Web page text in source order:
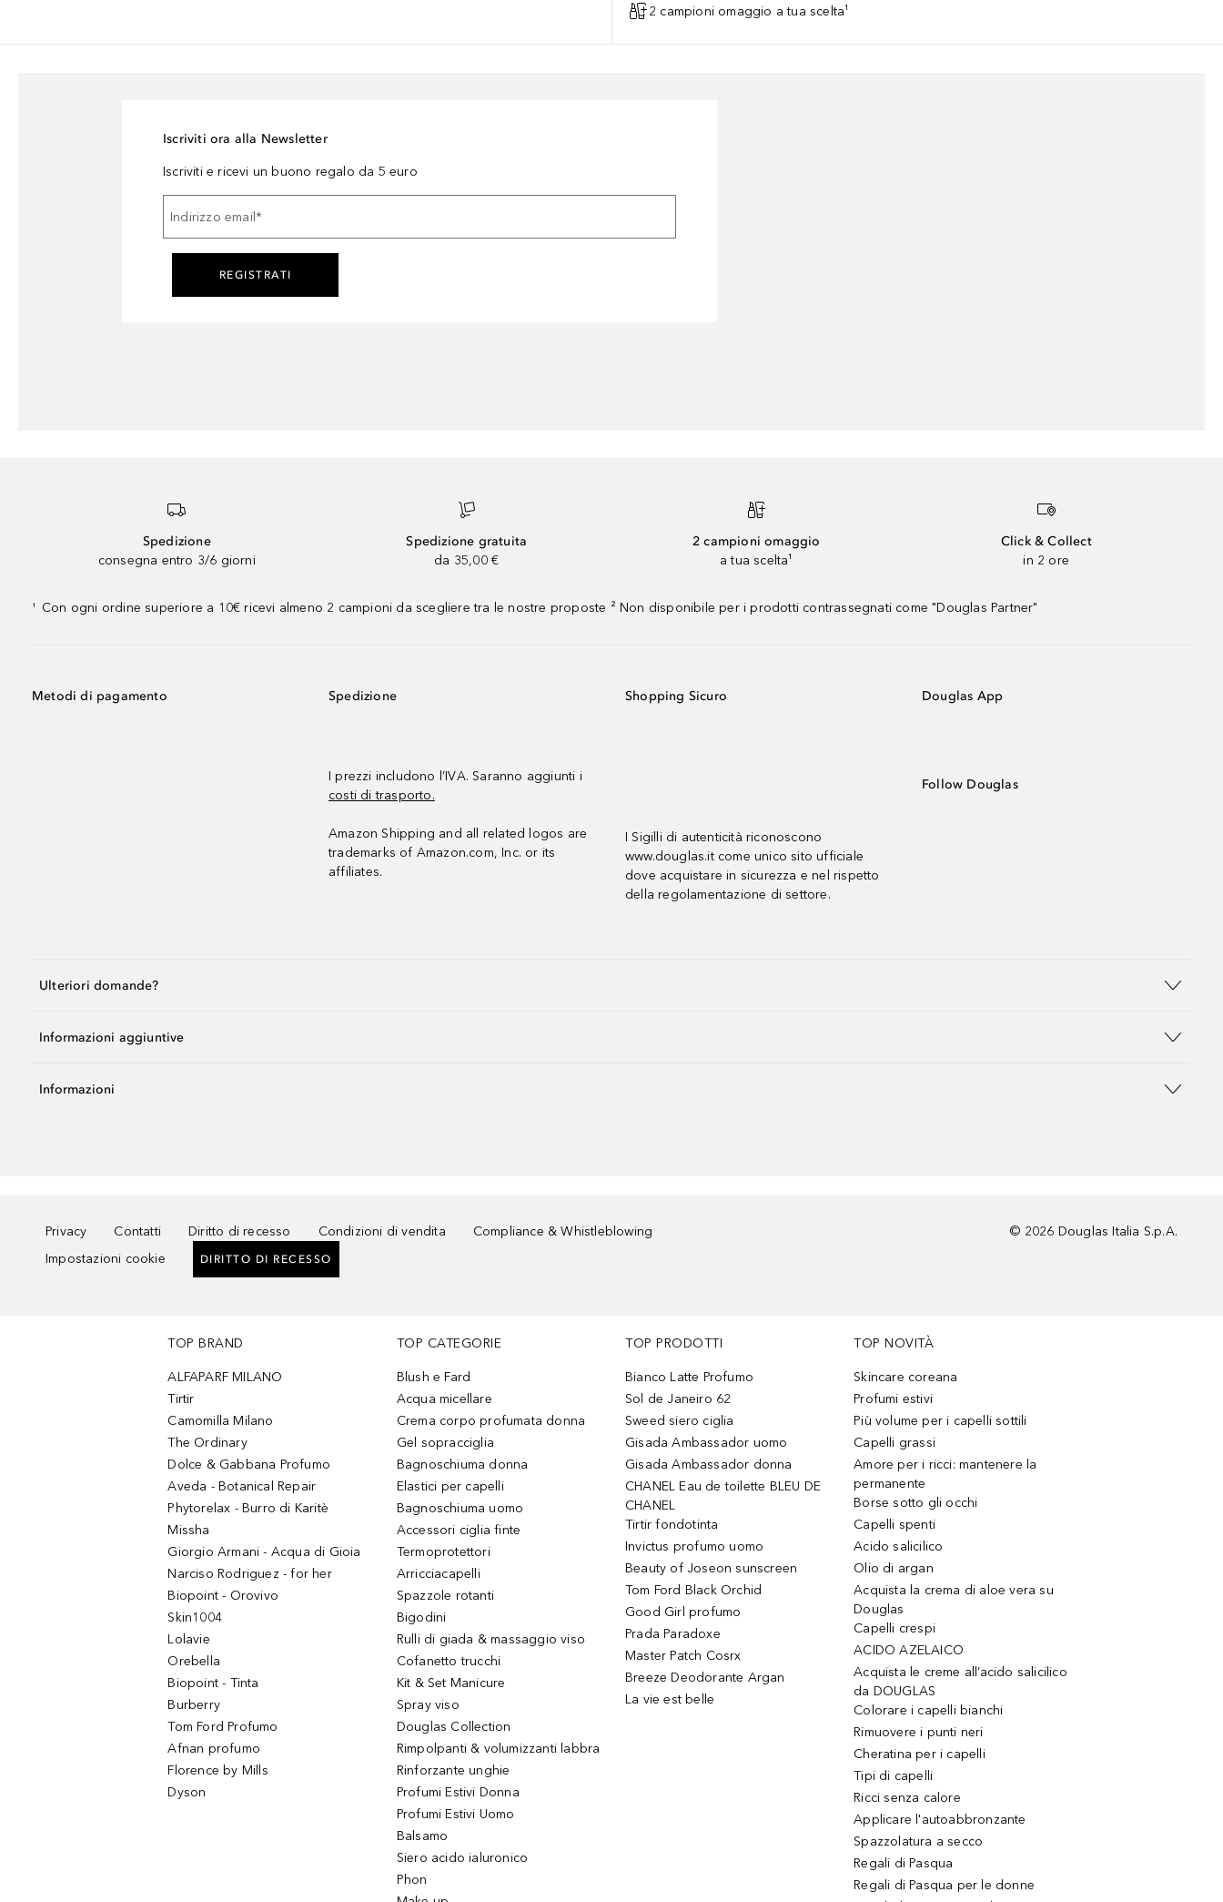
2 campioni omaggio a tua scelta¹
Iscriviti ora alla Newsletter
Iscriviti e ricevi un buono regalo da 5 euro
Indirizzo email *
REGISTRATI
Spedizione
consegna entro 3/6 giorni
Spedizione gratuita
da 35,00 €
2 campioni omaggio
a tua scelta¹
Click & Collect
in 2 ore
¹ Con ogni ordine superiore a 10€ ricevi almeno 2 campioni da scegliere tra le nostre proposte ² Non disponibile per i prodotti contrassegnati come "Douglas Partner"
Metodi di pagamento Spedizione
I prezzi includono l’IVA. Saranno aggiunti i
costi di trasporto.
Amazon Shipping and all related logos are
trademarks of Amazon.com, Inc. or its
affiliates.
Shopping Sicuro
I Sigilli di autenticità riconoscono
www.douglas.it come unico sito ufficiale
dove acquistare in sicurezza e nel rispetto
della regolamentazione di settore.
Douglas App
Follow Douglas
Ulteriori domande?
Informazioni aggiuntive
Informazioni
Privacy Contatti Diritto di recesso Condizioni di vendita
Compliance & Whistleblowing
Impostazioni cookie
DIRITTO DI RECESSO
© 2026 Douglas Italia S.p.A.
TOP BRAND
ALFAPARF MILANO
Tirtir
Camomilla Milano
The Ordinary
Dolce & Gabbana Profumo
Aveda - Botanical Repair
Phytorelax - Burro di Karitè
Missha
Giorgio Armani - Acqua di Gioia
Narciso Rodriguez - for her
Biopoint - Orovivo
Skin1004
Lolavie
Orebella
Biopoint - Tinta
Burberry
Tom Ford Profumo
Afnan profumo
Florence by Mills
Dyson
TOP CATEGORIE
Blush e Fard
Acqua micellare
Crema corpo profumata donna
Gel sopracciglia
Bagnoschiuma donna
Elastici per capelli
Bagnoschiuma uomo
Accessori ciglia finte
Termoprotettori
Arricciacapelli
Spazzole rotanti
Bigodini
Rulli di giada & massaggio viso
Cofanetto trucchi
Kit & Set Manicure
Spray viso
Douglas Collection
Rimpolpanti & volumizzanti labbra
Rinforzante unghie
Profumi Estivi Donna
Profumi Estivi Uomo
Balsamo
Siero acido ialuronico
Phon
TOP PRODOTTI
Bianco Latte Profumo
Sol de Janeiro 62
Sweed siero ciglia
Gisada Ambassador uomo
Gisada Ambassador donna
CHANEL Eau de toilette BLEU DE
CHANEL
Tirtir fondotinta
Invictus profumo uomo
Beauty of Joseon sunscreen
Tom Ford Black Orchid
Good Girl profumo
Prada Paradoxe
Master Patch Cosrx
Breeze Deodorante Argan
La vie est belle
TOP NOVITÀ
Skincare coreana
Profumi estivi
Più volume per i capelli sottili
Capelli grassi
Amore per i ricci: mantenere la
permanente
Borse sotto gli occhi
Capelli spenti
Acido salicilico
Olio di argan
Acquista la crema di aloe vera su
Douglas
Capelli crespi
ACIDO AZELAICO
Acquista le creme all’acido salicilico
da DOUGLAS
Colorare i capelli bianchi
Rimuovere i punti neri
Cheratina per i capelli
Tipi di capelli
Ricci senza calore
Applicare l'autoabbronzante
Spazzolatura a secco
Regali di Pasqua
Regali di Pasqua per le donne